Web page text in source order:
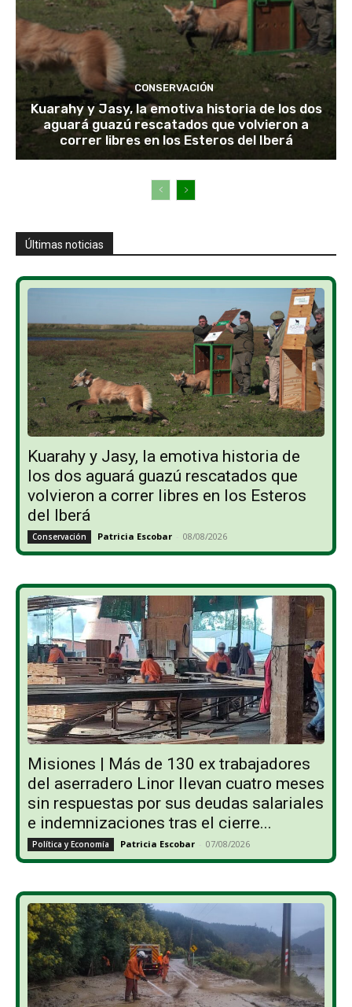
CONSERVACIÓN
Kuarahy y Jasy, la emotiva historia de los dos
aguará guazú rescatados que volvieron a
correr libres en los Esteros del Iberá
Últimas noticias
Kuarahy y Jasy, la emotiva historia de
los dos aguará guazú rescatados que
volvieron a correr libres en los Esteros
del Iberá
Conservación Patricia Escobar - 08/08/2026
Misiones | Más de 130 ex trabajadores
del aserradero Linor llevan cuatro meses
sin respuestas por sus deudas salariales
e indemnizaciones tras el cierre...
Política y Economía Patricia Escobar - 07/08/2026